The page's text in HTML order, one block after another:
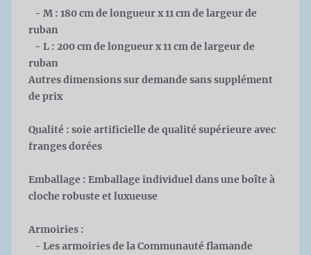
- M : 180 cm de longueur x 11 cm de largeur de
ruban
- L : 200 cm de longueur x 11 cm de largeur de
ruban
Autres dimensions sur demande sans supplément
de prix
Qualité : soie artificielle de qualité supérieure avec
franges dorées
Emballage : Emballage individuel dans une boîte à
cloche robuste et luxueuse
Armoiries :
- Les armoiries de la Communauté flamande